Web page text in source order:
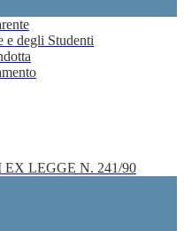
e degli Studenti
LEGGE N. 241/90